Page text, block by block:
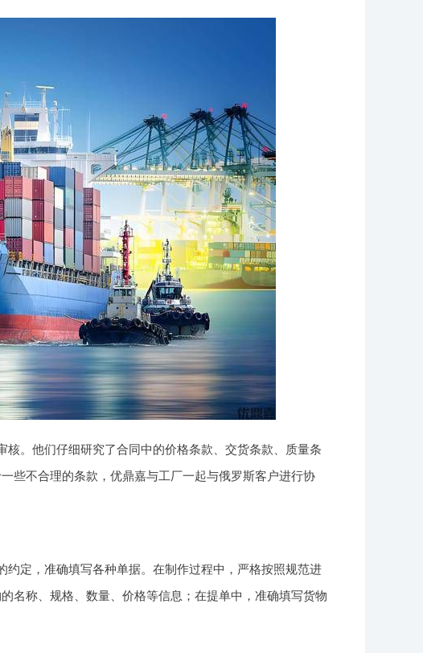
。他们仔细研究了合同中的价格条款、交货条款、质量条
些不合理的条款，优鼎嘉与工厂一起与俄罗斯客户进行协
定，准确填写各种单据。在制作过程中，严格按照规范进
名称、规格、数量、价格等信息；在提单中，准确填写货物